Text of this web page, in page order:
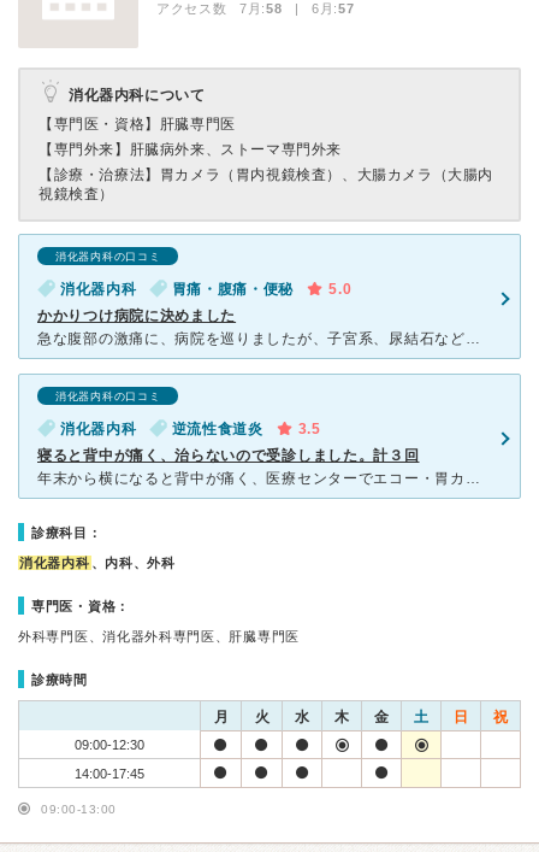
アクセス数 7月:58 | 6月:57
消化器内科について
【専門医・資格】 肝臓専門医
【専門外来】 肝臓病外来、ストーマ専門外来
【診療・治療法】 胃カメラ（胃内視鏡検査）、大腸カメラ（大腸内
視鏡検査）
消化器内科の口コミ
消化器内科 胃痛・腹痛・便秘
5.0
かかりつけ病院に決めました
急な腹部の激痛に、病院を巡りましたが、子宮系、尿結石なども異常なし。 あとは腸かな〜と思いながらも、原因不明なので、全体を診てくれる良い病院を探し、林クリニックを受診しました。先生は海外にもおられた
消化器内科の口コミ
消化器内科 逆流性食道炎
3.5
寝ると背中が痛く、治らないので受診しました。計３回
年末から横になると背中が痛く、医療センターでエコー・胃カメラをして 軽い胃炎と言われましたが治らないので不安になり、再度受診しました。 住宅街にある小さな病院でした。土曜ですが朝一番に行ったの
診療科目：
消化器内科 、内科、外科
専門医・資格：
外科専門医、消化器外科専門医、肝臓専門医
診療時間
月 火 水 木 金 土 日 祝
09:00-12:30
14:00-17:45
09:00-13:00